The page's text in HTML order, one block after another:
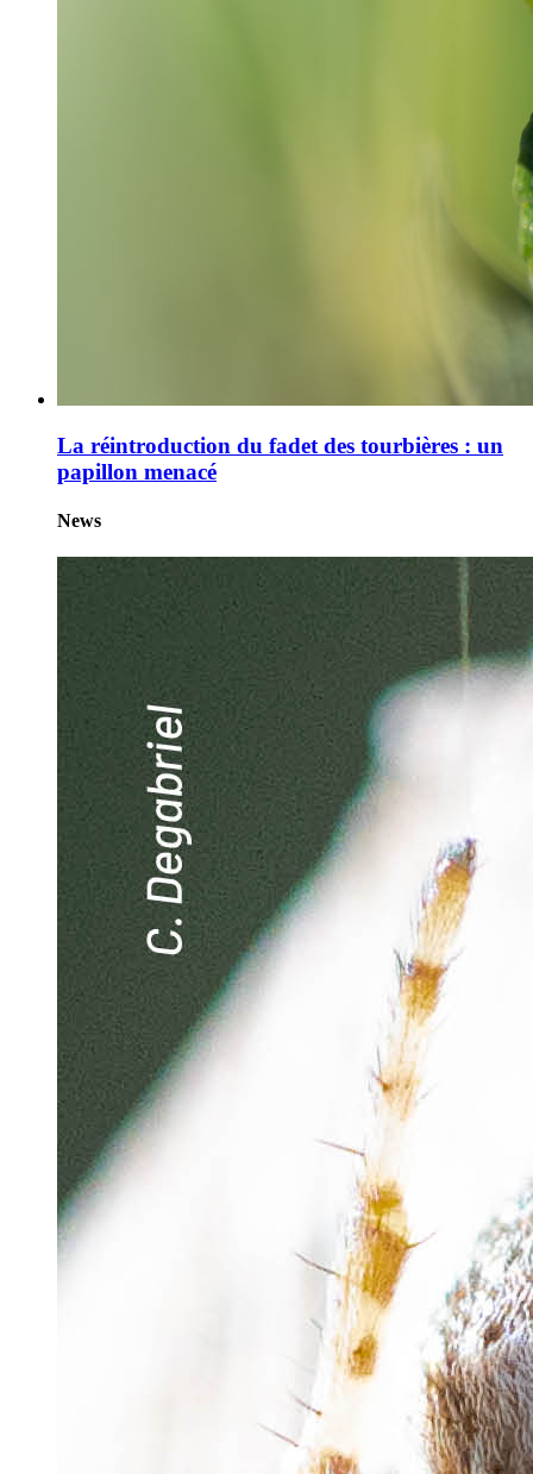
La réintroduction du fadet des tourbières : un
papillon menacé
News